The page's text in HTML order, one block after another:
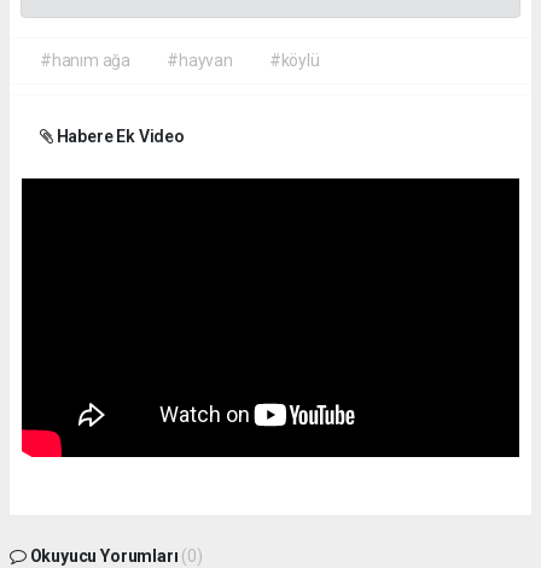
#hanım ağa #hayvan #köylü
Habere Ek Video
Okuyucu Yorumları (0)